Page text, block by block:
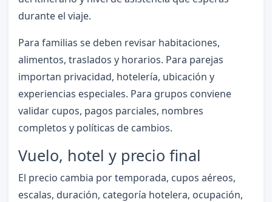
durante el viaje.
Para familias se deben revisar habitaciones,
alimentos, traslados y horarios. Para parejas
importan privacidad, hotelería, ubicación y
experiencias especiales. Para grupos conviene
validar cupos, pagos parciales, nombres
completos y políticas de cambios.
Vuelo, hotel y precio final
El precio cambia por temporada, cupos aéreos,
escalas, duración, categoría hotelera, ocupación,